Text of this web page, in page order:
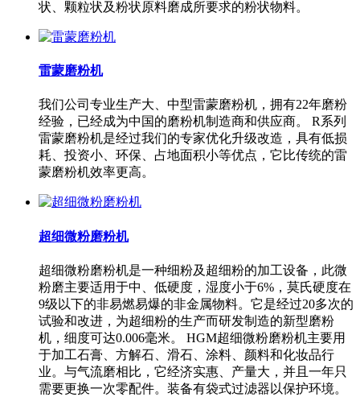
状、颗粒状及粉状原料磨成所要求的粉状物料。
雷蒙磨粉机
我们公司专业生产大、中型雷蒙磨粉机，拥有22年磨粉
经验，已经成为中国的磨粉机制造商和供应商。 R系列
雷蒙磨粉机是经过我们的专家优化升级改造，具有低损
耗、投资小、环保、占地面积小等优点，它比传统的雷
蒙磨粉机效率更高。
超细微粉磨粉机
超细微粉磨粉机是一种细粉及超细粉的加工设备，此微
粉磨主要适用于中、低硬度，湿度小于6%，莫氏硬度在
9级以下的非易燃易爆的非金属物料。它是经过20多次的
试验和改进，为超细粉的生产而研发制造的新型磨粉
机，细度可达0.006毫米。 HGM超细微粉磨粉机主要用
于加工石膏、方解石、滑石、涂料、颜料和化妆品行
业。与气流磨相比，它经济实惠、产量大，并且一年只
需要更换一次零配件。装备有袋式过滤器以保护环境。